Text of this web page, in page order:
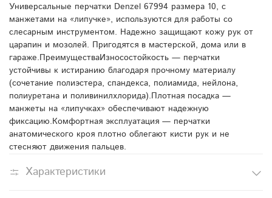
Универсальные перчатки Denzel 67994 размера 10, с
манжетами на «липучке», используются для работы со
слесарным инструментом. Надежно защищают кожу рук от
царапин и мозолей. Пригодятся в мастерской, дома или в
гараже.ПреимуществаИзносостойкость — перчатки
устойчивы к истиранию благодаря прочному материалу
(сочетание полиэстера, спандекса, полиамида, нейлона,
полиуретана и поливинилхлорида).Плотная посадка —
манжеты на «липучках» обеспечивают надежную
фиксацию.Комфортная эксплуатация — перчатки
анатомического кроя плотно облегают кисти рук и не
стесняют движения пальцев.
Характеристики